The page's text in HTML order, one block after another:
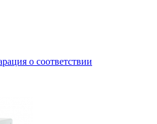
о соответствии